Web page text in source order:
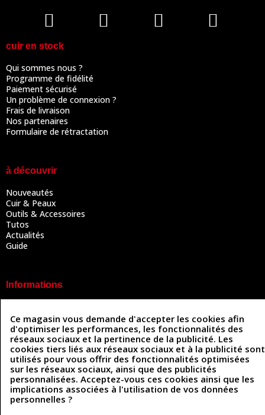
cuir en stock
Qui sommes nous ?
Programme de fidélité
Paiement sécurisé
Un problème de connexion ?
Frais de livraison
Nos partenaires
Formulaire de rétractation
à découvrir
Nouveautés
Cuir & Peaux
Outils & Accessoires
Tutos
Actualités
Guide
Informations
Conditions Générales de Vente
Politique de confidentialité
Politique des cookies
Contactez-nous
Coordonnées
Ce magasin vous demande d'accepter les cookies afin
d'optimiser les performances, les fonctionnalités des
réseaux sociaux et la pertinence de la publicité. Les
cookies tiers liés aux réseaux sociaux et à la publicité sont
utilisés pour vous offrir des fonctionnalités optimisées
sur les réseaux sociaux, ainsi que des publicités
personnalisées. Acceptez-vous ces cookies ainsi que les
implications associées à l'utilisation de vos données
personnelles ?